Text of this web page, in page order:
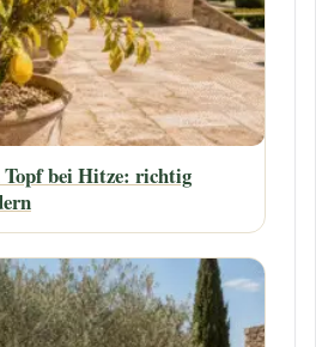
bei Hitze: richtig